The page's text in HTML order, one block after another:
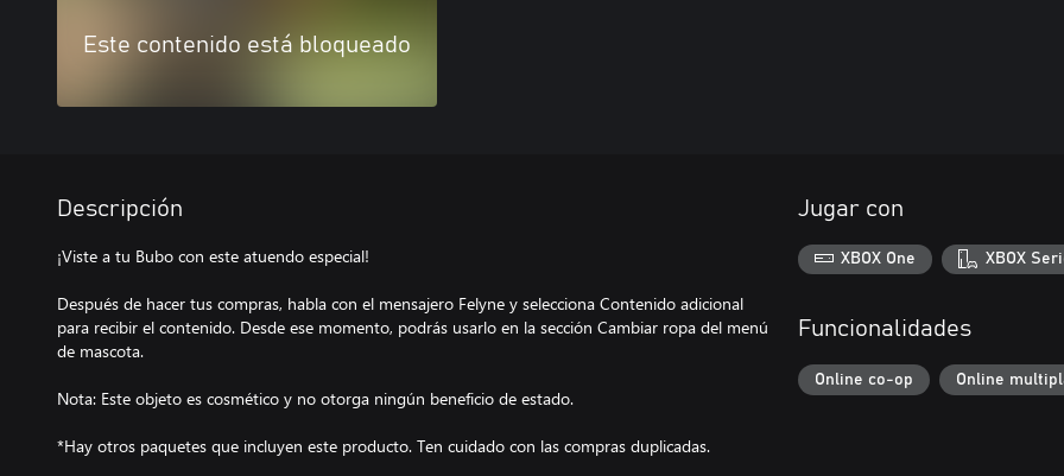
Este contenido está bloqueado
Descripción
¡Viste a tu Bubo con este atuendo especial!
Después de hacer tus compras, habla con el mensajero Felyne y selecciona Contenido adicional
para recibir el contenido. Desde ese momento, podrás usarlo en la sección Cambiar ropa del menú
de mascota.
Nota: Este objeto es cosmético y no otorga ningún beneficio de estado.
*Hay otros paquetes que incluyen este producto. Ten cuidado con las compras duplicadas.
Jugar con
XBOX One XBOX
Funcionalidades
Online co-op Online